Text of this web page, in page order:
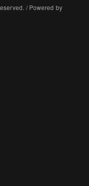
/ Powered by